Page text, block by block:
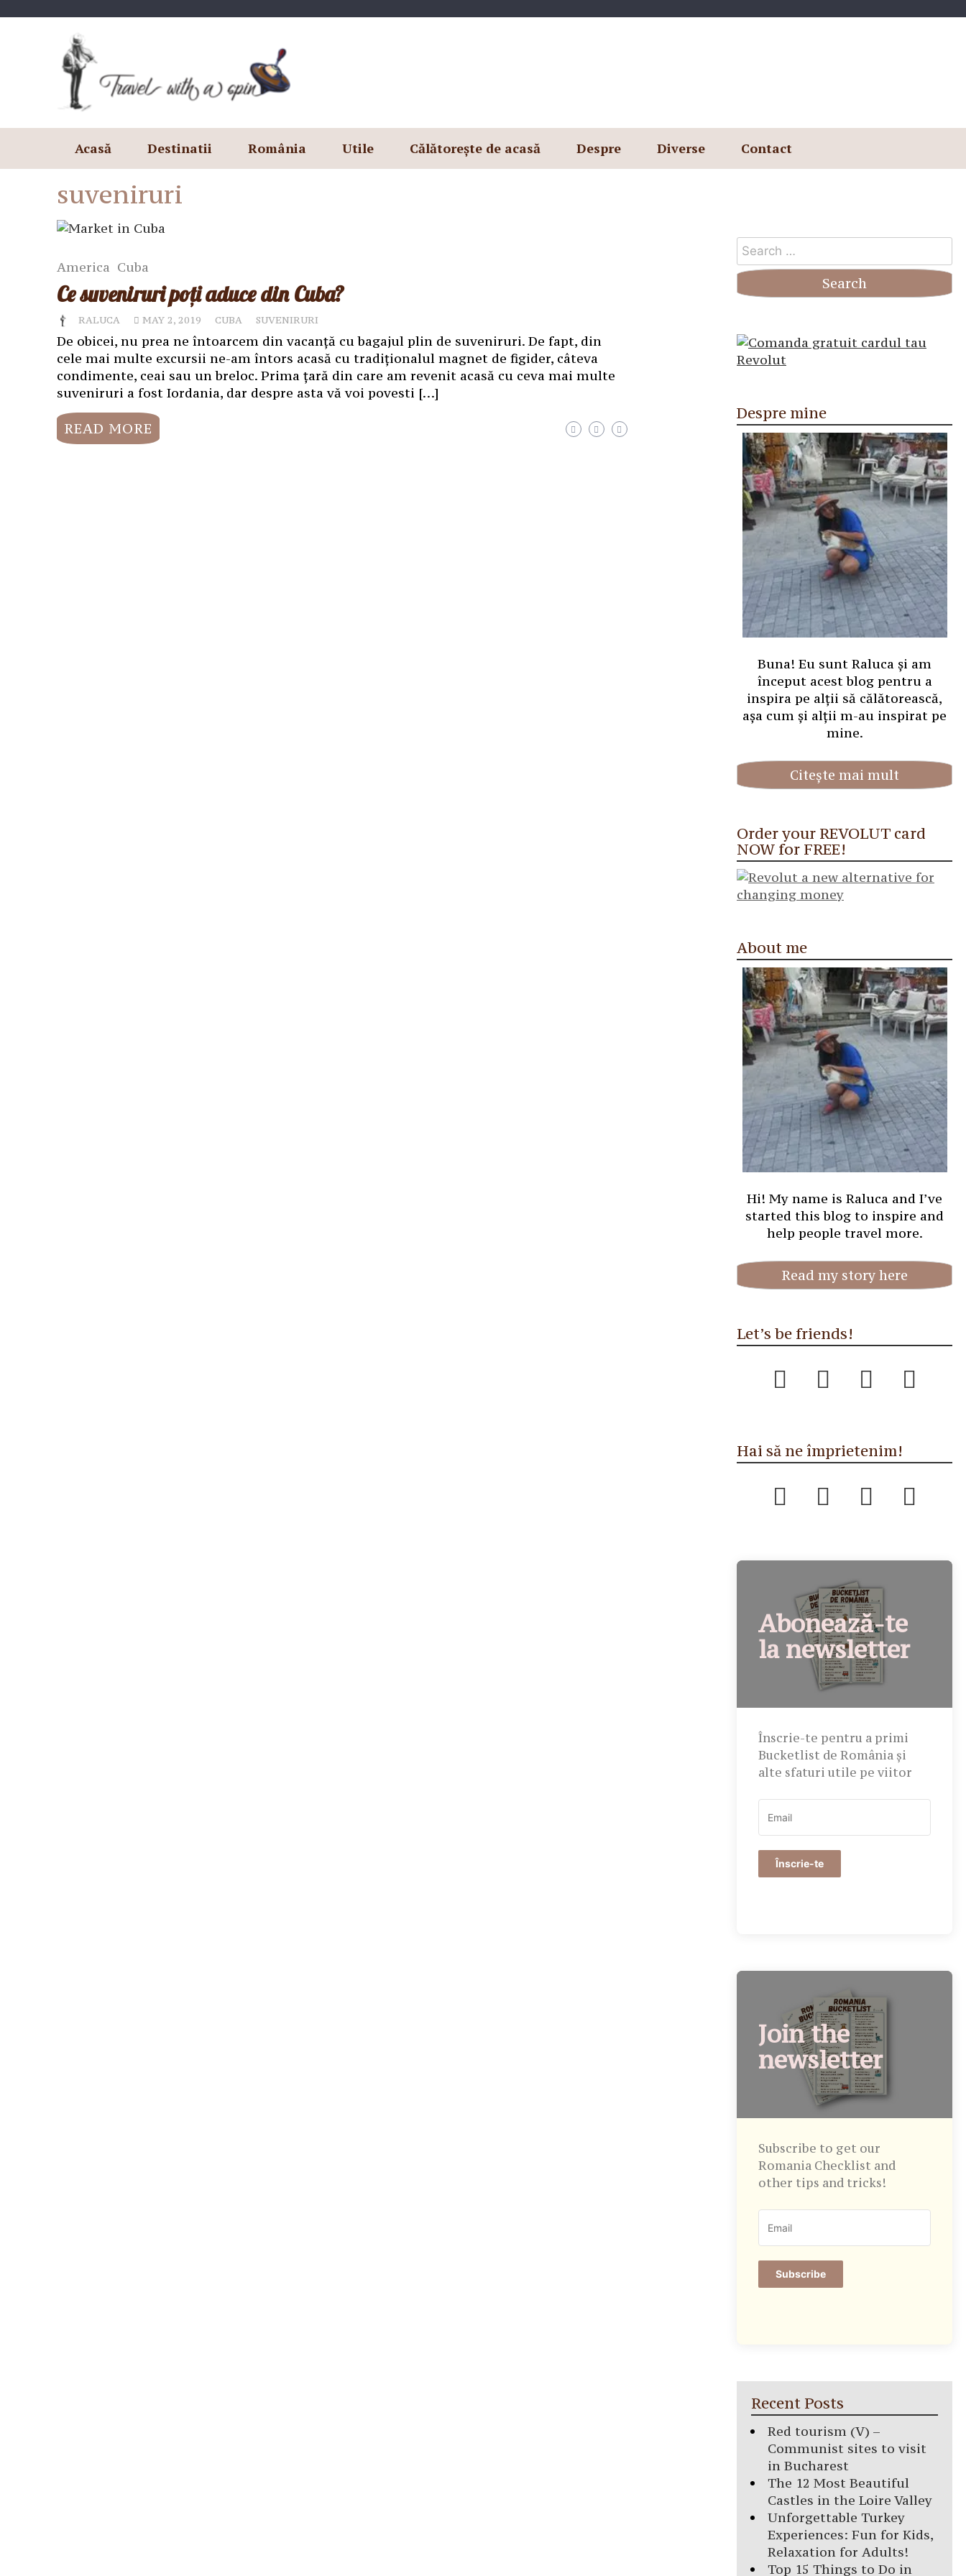
Acasă Destinatii România Utile Călătorește de acasă Despre Diverse Contact
suveniruri
America Cuba
Ce suveniruri poți aduce din Cuba?
RALUCA MAY 2, 2019 CUBA SUVENIRURI
De obicei, nu prea ne întoarcem din vacanță cu bagajul plin de suveniruri. De fapt, din
cele mai multe excursii ne-am întors acasă cu tradiționalul magnet de figider, câteva
condimente, ceai sau un breloc. Prima țară din care am revenit acasă cu ceva mai multe
suveniruri a fost Iordania, dar despre asta vă voi povesti […]
READ MORE
Search
for:
Despre mine
Buna! Eu sunt Raluca și am
început acest blog pentru a
inspira pe alții să călătorească,
așa cum și alții m-au inspirat pe
mine.
Citește mai mult
Order your REVOLUT card
NOW for FREE!
About me
Hi! My name is Raluca and I’ve
started this blog to inspire and
help people travel more.
Read my story here
Let’s be friends!
Hai să ne împrietenim!
Abonează-te
la newsletter
Înscrie-te pentru a primi
Bucketlist de România și
alte sfaturi utile pe viitor
Înscrie-te
Join the
newsletter
Subscribe to get our
Romania Checklist and
other tips and tricks!
Subscribe
Recent Posts
Red tourism (V) –
Communist sites to visit
in Bucharest
The 12 Most Beautiful
Castles in the Loire Valley
Unforgettable Turkey
Experiences: Fun for Kids,
Relaxation for Adults!
Top 15 Things to Do in